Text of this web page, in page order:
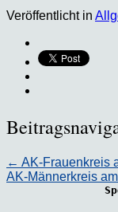
Veröffentlicht in
← AK-Frauenkreis
AK-Männerkreis